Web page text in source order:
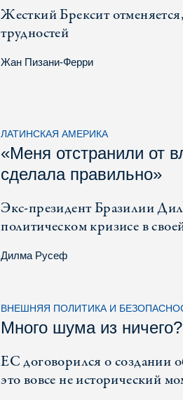
Жесткий Брексит
трудностей
Жан Пизани-Ферри
ЛАТИНСКАЯ АМЕРИКА
«Меня отстранили от
сделала правильно»
Экс-президент Бразилии
политическом кризисе в
Дилма Русеф
ВНЕШНЯЯ ПОЛИТИКА И
Много шума из ничего?
ЕС договорился о создании
это вовсе не исторический